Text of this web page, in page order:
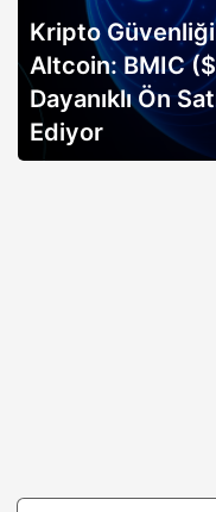
Kripto
Altcoin: BMIC
Dayanıklı Ön
Ediyor